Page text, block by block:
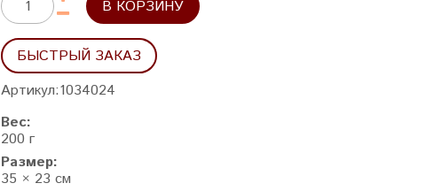
В КОРЗИНУ
БЫСТРЫЙ ЗАКАЗ
Артикул:1034024
Вес:
200 г
Размер:
35 × 23 см